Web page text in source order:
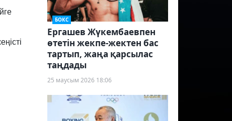
БОКС
Ергашев Жүкембаевпен
өтетін жекпе-жектен бас
тартып, жаңа қарсылас
таңдады
25 маусым 2026 18:06